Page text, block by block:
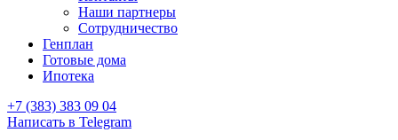
Наши партнеры
Сотрудничество
Генплан
Готовые дома
Ипотека
+7 (383) 383 09 04
Написать в Telegram